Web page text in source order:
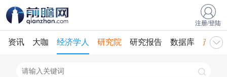
注册/登陆
资讯 大咖 经济学人 研究院 研究报告 数据库 产业